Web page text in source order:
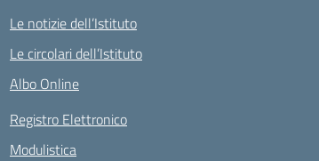
Le notizie dell’Istituto
Le circolari dell’Istituto
Albo Online
Registro Elettronico
Modulistica